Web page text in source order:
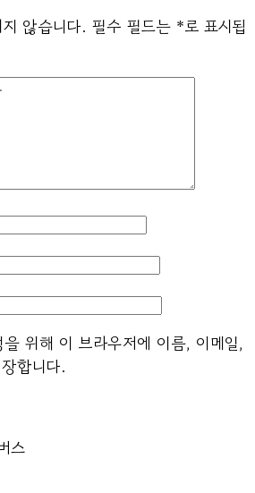
않습니다. 필수 필드는 *로 표시됩
위해 이 브라우저에 이름, 이메일,
합니다.
스